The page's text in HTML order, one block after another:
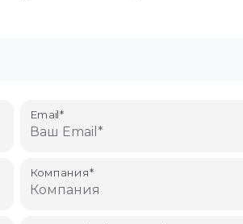
Email*
Компания*